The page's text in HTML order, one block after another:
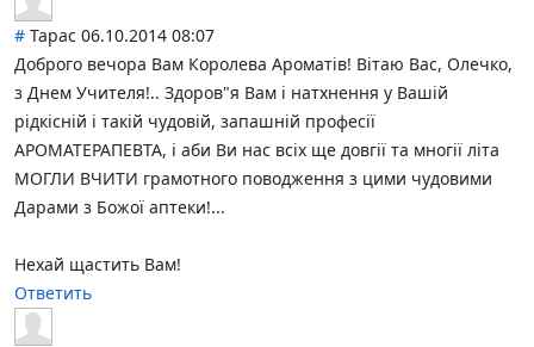
# Тарас 06.10.2014 08:07
Доброго вечора Вам Королева Ароматів! Вітаю Вас, Олечко,
з Днем Учителя!.. Здоров"я Вам і натхнення у Вашій
рідкісній і такій чудовій, запашній професії
АРОМАТЕРАПЕВТА, і аби Ви нас всіх ще довгії та многії літа
МОГЛИ ВЧИТИ грамотного поводження з цими чудовими
Дарами з Божої аптеки!...
Нехай щастить Вам!
Ответить